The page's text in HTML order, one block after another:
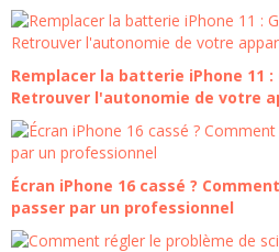
Remplacer la batterie iPhone 11
Retrouver l'autonomie de votre
Écran iPhone 16 cassé ?
passer par un professionnel